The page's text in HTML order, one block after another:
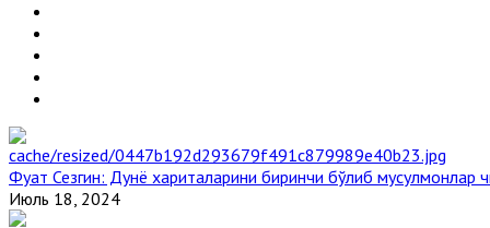
Фуат Сезгин: Дунё хариталарини биринчи бўлиб мусулмонлар
Июль 18, 2024